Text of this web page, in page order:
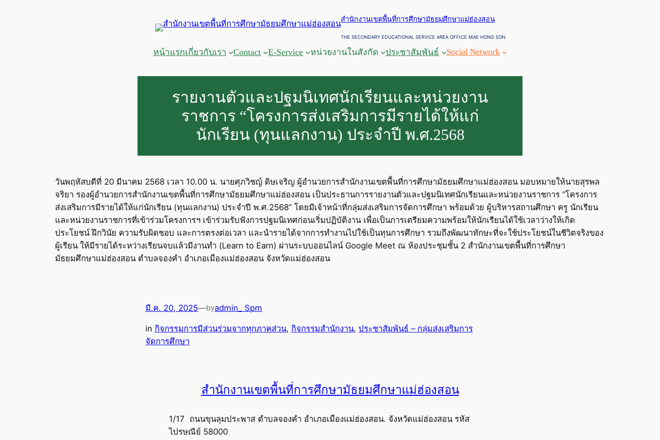
สำนักงานเขตพื้นที่การศึกษามัธยมศึกษาแม่ฮ่องสอน
THE SECONDARY EDUCATIONAL SERVICE AREA OFFICE MAE HONG SON
หน้าแรกเกี่ยวกับเรา Contact E-Service หน่วยงานในสังกัด ประชาสัมพันธ์ Social Network
รายงานตัวและปฐมนิเทศนักเรียนและหน่วยงาน
ราชการ “โครงการส่งเสริมการมีรายได้ให้แก่
นักเรียน (ทุนแลกงาน) ประจำปี พ.ศ.2568
วันพฤหัสบดีที่ 20 มีนาคม 2568 เวลา 10.00 น. นายศุภวิชญ์ ดิษเจริญ ผู้อำนวยการสำนักงานเขตพื้นที่การศึกษามัธยมศึกษาแม่ฮ่องสอน มอบหมายให้นายสุรพล
จริยา รองผู้อำนวยการสำนักงานเขตพื้นที่การศึกษามัธยมศึกษาแม่ฮ่องสอน เป็นประธานการรายงานตัวและปฐมนิเทศนักเรียนและหน่วยงานราชการ “โครงการ
ส่งเสริมการมีรายได้ให้แก่นักเรียน (ทุนแลกงาน) ประจำปี พ.ศ.2568” โดยมีเจ้าหน้าที่กลุ่มส่งเสริมการจัดการศึกษา พร้อมด้วย ผู้บริหารสถานศึกษา ครู นักเรียน
และหน่วยงานราชการที่เข้าร่วมโครงการฯ เข้าร่วมรับฟังการปฐมนิเทศก่อนเริ่มปฏิบัติงาน เพื่อเป็นการเตรียมความพร้อมให้นักเรียนได้ใช้เวลาว่างให้เกิด
ประโยชน์ ฝึกวินัย ความรับผิดชอบ และการตรงต่อเวลา และนำรายได้จากการทำงานไปใช้เป็นทุนการศึกษา รวมถึงพัฒนาทักษะที่จะใช้ประโยชน์ในชีวิตจริงของ
ผู้เรียน ให้มีรายได้ระหว่างเรียนจบแล้วมีงานทำ (Learn to Earn) ผ่านระบบออนไลน์ Google Meet ณ ห้องประชุมชั้น 2 สำนักงานเขตพื้นที่การศึกษา
มัธยมศึกษาแม่ฮ่องสอน ตำบลจองคำ อำเภอเมืองแม่ฮ่องสอน จังหวัดแม่ฮ่องสอน
มี.ค. 20, 2025—byadmin_ Spm
in กิจกรรมการมีส่วนร่วมจากทุกภาคส่วน, กิจกรรมสำนักงาน, ประชาสัมพันธ์ – กลุ่มส่งเสริมการ
จัดการศึกษา
สำนักงานเขตพื้นที่การศึกษามัธยมศึกษาแม่ฮ่องสอน
1/17 ถนนขุนลุมประพาส ตำบลจองคำ อำเภอเมืองแม่ฮ่องสอน. จังหวัดแม่ฮ่องสอน รหัส
ไปรษณีย์ 58000